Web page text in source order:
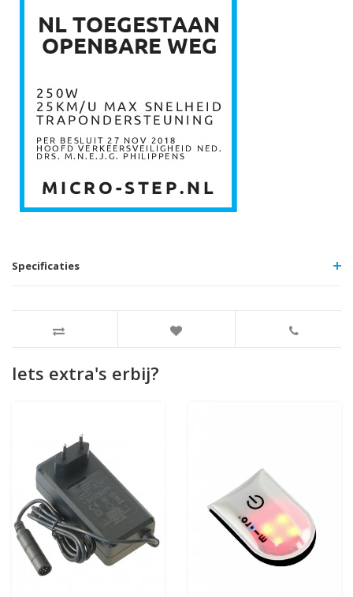
Specificaties
Iets extra's erbij?